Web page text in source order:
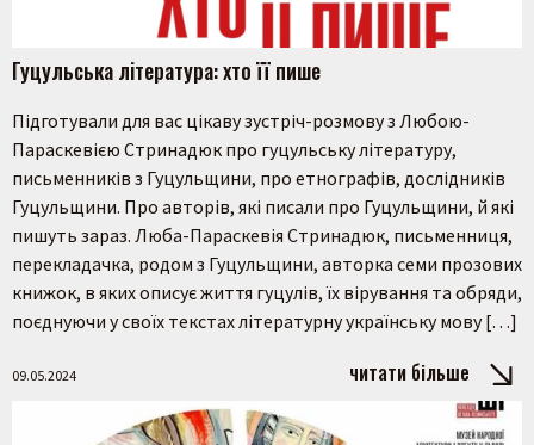
Гуцульська література: хто її пише
Підготували для вас цікаву зустріч-розмову з Любою-
Параскевією Стринадюк про гуцульську літературу,
письменників з Гуцульщини, про етнографів, дослідників
Гуцульщини. Про авторів, які писали про Гуцульщини, й які
пишуть зараз. Люба-Параскевія Стринадюк, письменниця,
перекладачка, родом з Гуцульщини, авторка семи прозових
книжок, в яких описує життя гуцулів, їх вірування та обряди,
поєднуючи у своїх текстах літературну українську мову […]
09.05.2024 читати більше